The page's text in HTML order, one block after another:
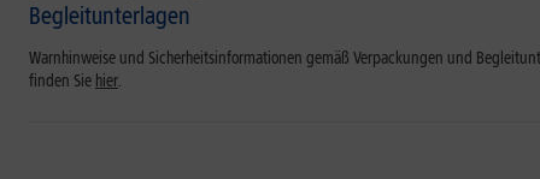
Begleitunterlagen
Warnhinweise und Sicherheitsinformationen gemäß Verpackungen und
finden Sie hier.